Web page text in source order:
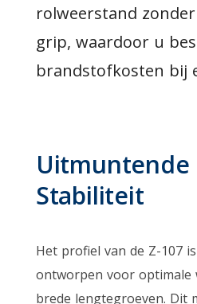
rolweerstand
grip, waardoor u
brandstofkosten bij
Uitmuntende
Stabiliteit
Het profiel van de Z-107
ontworpen voor optimale
brede lengtegroeven. Dit